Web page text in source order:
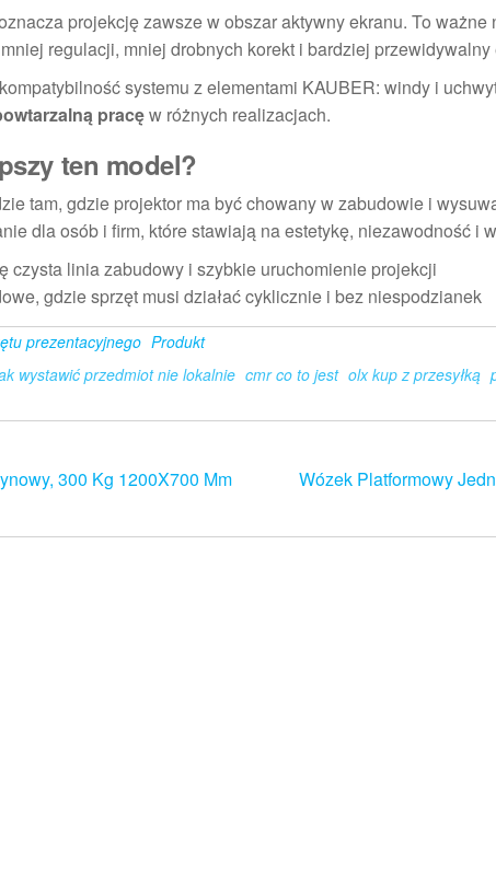
projekcję zawsze w obszar aktywny ekranu. To
regulacji, mniej drobnych korekt i bardziej przewidywalny
systemu z elementami KAUBER: windy i
pracęw różnych realizacjach.
ten model?
tam, gdzie projektor ma być chowany w zabudowie i
dla osób i firm, które stawiają na estetykę, niezawodność i
czysta linia zabudowy i szybkie uruchomienie projekcji
gdzie sprzęt musi działać cyklicznie i bez niespodzianek
prezentacyjnego Produkt
wystawić przedmiot nie lokalnie cmr co to jest olx kup z przesyłką
300 Kg 1200X700 Mm
Wózek Platformowy